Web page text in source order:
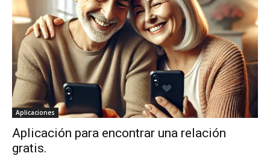
Aplicaciones
Aplicación para encontrar una relación
gratis.